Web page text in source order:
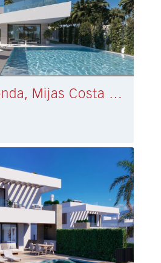
Villa Calahonda, Mijas Costa € 1.650.000,-